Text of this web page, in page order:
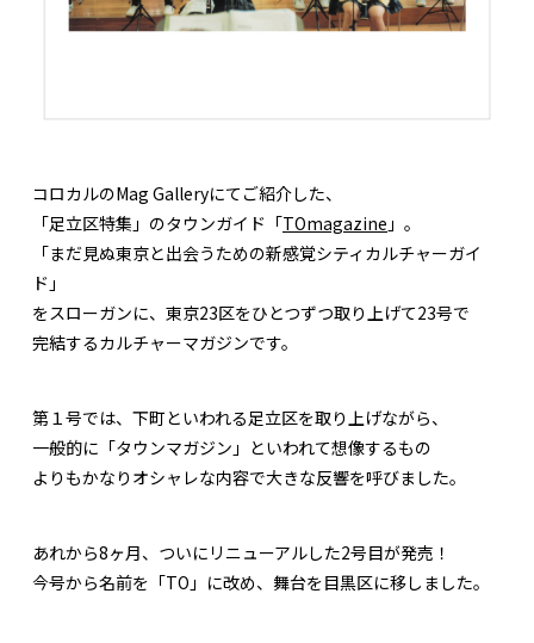
コロカルのMag Galleryにてご紹介した、
「足立区特集」のタウンガイド「TOmagazine 」。
「まだ見ぬ東京と出会うための新感覚シティカルチャーガイ
ド」
をスローガンに、東京23区をひとつずつ取り上げて23号で
完結するカルチャーマガジンです。
第１号では、下町といわれる足立区を取り上げながら、
一般的に「タウンマガジン」といわれて想像するもの
よりもかなりオシャレな内容で大きな反響を呼びました。
あれから8ヶ月、ついにリニューアルした2号目が発売！
今号から名前を「TO」に改め、舞台を目黒区に移しました。